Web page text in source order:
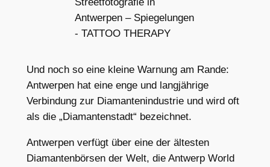
Und noch so eine kleine Warnung am Rande:
Antwerpen hat eine enge und langjährige
Verbindung zur Diamantenindustrie und wird oft
als die „Diamantenstadt“ bezeichnet.
Antwerpen verfügt über eine der ältesten
Diamantenbörsen der Welt, die Antwerp World